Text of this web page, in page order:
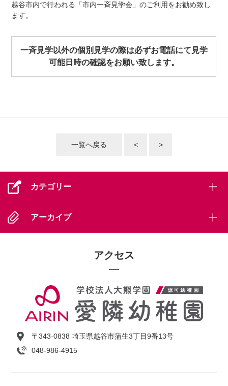
越谷市内で行われる「市内一斉見学会」のご利用をお勧め致し
ます。
一斉見学以外の個別見学の際は必ずお電話にて見学
可能日時の確認をお願い致します。
一覧へ戻る < >
カテゴリー
アーカイブ
アクセス
〒343-0838 埼玉県越谷市蒲生3丁目9番13号
048-986-4915